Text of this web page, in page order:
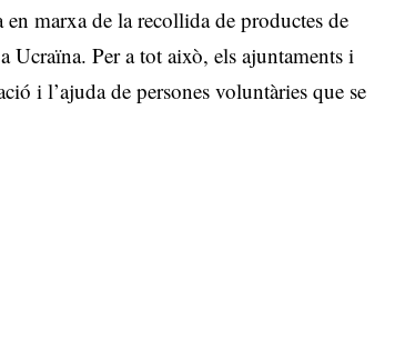
en marxa de la recollida de productes de
Ucraïna. Per a tot això, els ajuntaments i
i l’ajuda de persones voluntàries que se